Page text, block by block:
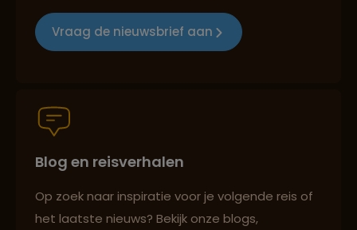
Reizen met oog voor mens, cultuur en milieu
Persoonlijk en deskundig reisadvies
Vraag de nieuwsbrief aan
Blog en reisverhalen
Op zoek naar inspiratie voor je volgende reis of
het laatste nieuws? Bekijk onze blogs,